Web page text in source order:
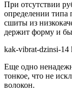
При отсутствии
определении типа
сшиты из
держит форму и
kak-vibrat-dzinsi-14
Еще одно
тонкое, что не
волокон.